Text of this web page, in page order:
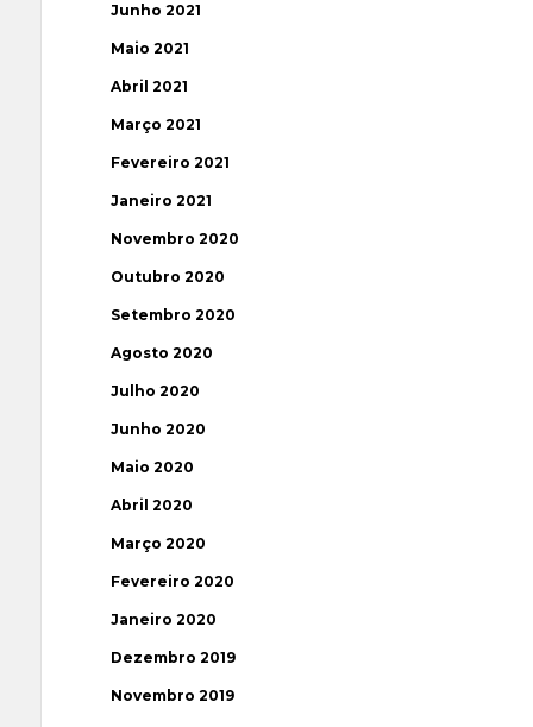
Junho 2021
Maio 2021
Abril 2021
Março 2021
Fevereiro 2021
Janeiro 2021
Novembro 2020
Outubro 2020
Setembro 2020
Agosto 2020
Julho 2020
Junho 2020
Maio 2020
Abril 2020
Março 2020
Fevereiro 2020
Janeiro 2020
Dezembro 2019
Novembro 2019